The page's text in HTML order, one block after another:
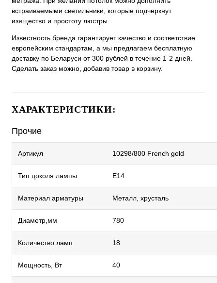
встраиваемыми светильники, которые подчеркнут
изящество и простоту люстры.
Известность бренда гарантирует качество и соответствие
европейским стандартам, а мы предлагаем бесплатную
доставку по Беларуси от 300 рублей в течение 1-2 дней.
Сделать заказ можно, добавив товар в корзину.
ХАРАКТЕРИСТИКИ:
Прочие
Артикул 10298/800 French gold
Тип цоколя лампы E14
Материал арматуры Металл, хрусталь
Диаметр,мм 780
Количество ламп 18
Мощность, Вт 40